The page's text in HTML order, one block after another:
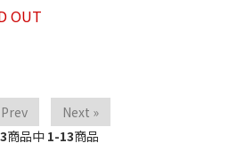
OUT
Next »
商品中 1-13商品